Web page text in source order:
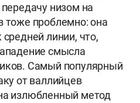
низом на
тоже проблемно: она
линии, что,
смысла
Самый популярный
от валлийцев
излюбленный метод